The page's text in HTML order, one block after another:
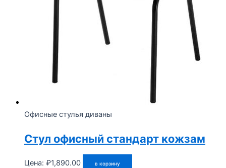
Офисные стулья диваны
Стул офисный стандарт кожзам
Цена: ₽1,890.00 в корзину